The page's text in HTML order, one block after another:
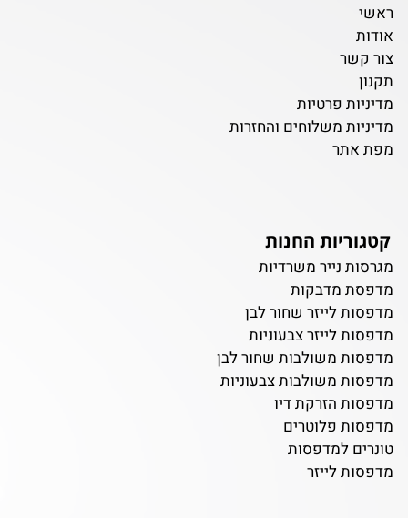
ראשי
אודות
צור קשר
תקנון
מדיניות פרטיות
מדיניות משלוחים והחזרות
מפת אתר
קטגוריות החנות
מגרסות נייר משרדיות
מדפסת מדבקות
מדפסות לייזר שחור לבן
מדפסות לייזר צבעוניות
מדפסות משולבות שחור לבן
מדפסות משולבות צבעוניות
מדפסות הזרקת דיו
מדפסות פלוטרים
טונרים למדפסות
מדפסות לייזר